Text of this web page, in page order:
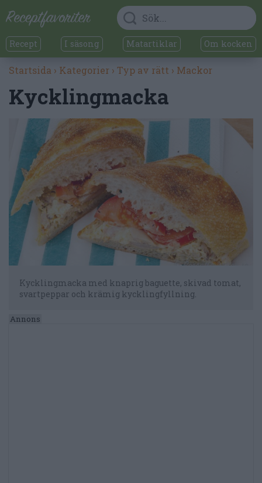
Recept I säsong Matartiklar Om kocken
Startsida › Kategorier › Typ av rätt › Mackor
Kycklingmacka
Kycklingmacka med knaprig baguette, skivad tomat,
svartpeppar och krämig kycklingfyllning.